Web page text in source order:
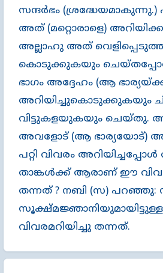
സന്ദര്‍ഭം (ശ്രദ്ധേയമാകുന്നു.)
അത്‌ (മറ്റൊരാളെ)
അല്ലാഹു അത്‌
കൊടുക്കുകയും
ഭാഗം അദ്ദേഹം (ആ
അറിയിച്ചുകൊടുക്കുകയും
വിട്ടുകളയുകയും ചെയ്തു.
അവളോട്‌ (ആ ഭാര്യയോട്‌)
പറ്റി വിവരം
താങ്കള്‍ക്ക്‌ ആരാണ്‌ ഈ
തന്നത്‌ ? നബി (സ)
വിവരമറിയിച്ചു തന്നത്‌.